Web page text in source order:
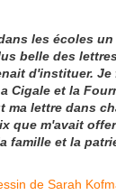
les écoles
belle des
d'instituer.
Cigale et la
ma lettre dans
que m'avait
famille et la